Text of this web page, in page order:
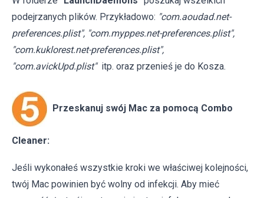
podejrzanych plików. Przykładowo: "com.aoudad.net-
preferences.plist", "com.myppes.net-preferences.plist",
"com.kuklorest.net-preferences.plist",
"com.avickUpd.plist" itp. oraz przenieś je do Kosza.
Przeskanuj swój Mac za pomocą Combo
Cleaner:
Jeśli wykonałeś wszystkie kroki we właściwej kolejności,
twój Mac powinien być wolny od infekcji. Aby mieć